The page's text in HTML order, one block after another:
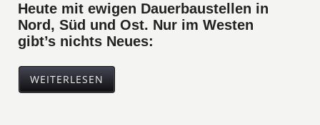
Heute mit ewigen Dauerbaustellen in
Nord, Süd und Ost. Nur im Westen
gibt’s nichts Neues:
WEITERLESEN